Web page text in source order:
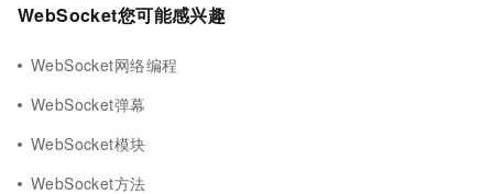
WebSocket您可能感兴趣
WebSocket网络编程
WebSocket弹幕
WebSocket模块
WebSocket方法